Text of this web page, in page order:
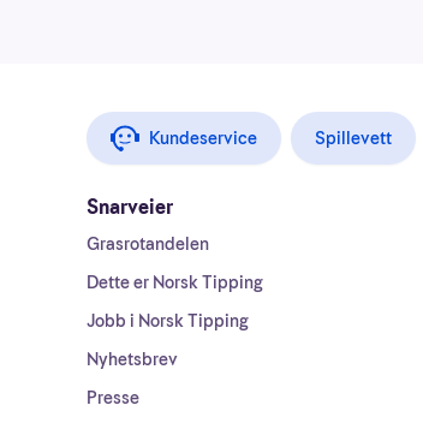
Kundeservice Spillevett
Snarveier
Grasrotandelen
Dette er Norsk Tipping
Jobb i Norsk Tipping
Nyhetsbrev
Presse